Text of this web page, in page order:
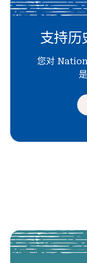
支持历
您对